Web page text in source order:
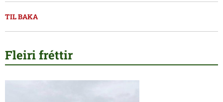
TIL BAKA
Fleiri fréttir